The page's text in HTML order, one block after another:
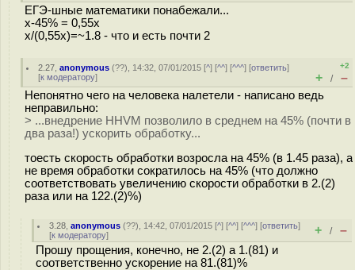
ЕГЭ-шные математики понабежали...
x-45% = 0,55x
x/(0,55x)=~1.8 - что и есть почти 2
2.27 ,anonymous (??), 14:32, 07/01/2015 [^] [^^] [^^^] [ответить]
[к модератору]
+2
+ / –
Непонятно чего на человека налетели - написано ведь
неправильно:
> ...внедрение HHVM позволило в среднем на 45% (почти в
два раза!) ускорить обработку...
тоесть скорость обработки возросла на 45% (в 1.45 раза), а
не время обработки сократилось на 45% (что должно
соответствовать увеличению скорости обработки в 2.(2)
раза или на 122.(2)%)
3.28 ,anonymous (??), 14:42, 07/01/2015 [^] [^^] [^^^] [ответить]
[к модератору] + / –
Прошу прощения, конечно, не 2.(2) а 1.(81) и
соответственно ускорение на 81.(81)%